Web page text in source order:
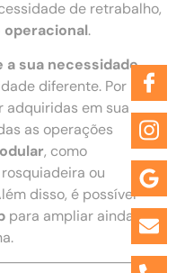
de retrabalho,
.
a sua necessidade
diferente. Por isso,
adquiridas em sua
as operações
, como
ou
disso, é possível
para ampliar ainda